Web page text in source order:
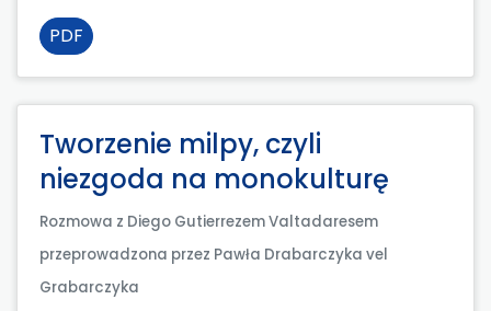
PDF
Tworzenie milpy, czyli
niezgoda na monokulturę
Rozmowa z Diego Gutierrezem Valtadaresem
przeprowadzona przez Pawła Drabarczyka vel
Grabarczyka